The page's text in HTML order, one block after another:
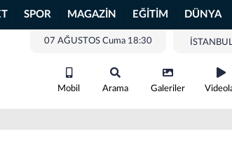
SPOR MAGAZİN EĞİTİM DÜNYA
07 AĞUSTOS Cuma 18:30
Mobil Arama Galeriler